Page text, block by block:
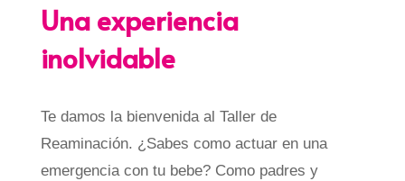
Una experiencia
inolvidable
Te damos la bienvenida al Taller de
Reaminación. ¿Sabes como actuar en una
emergencia con tu bebe? Como padres y